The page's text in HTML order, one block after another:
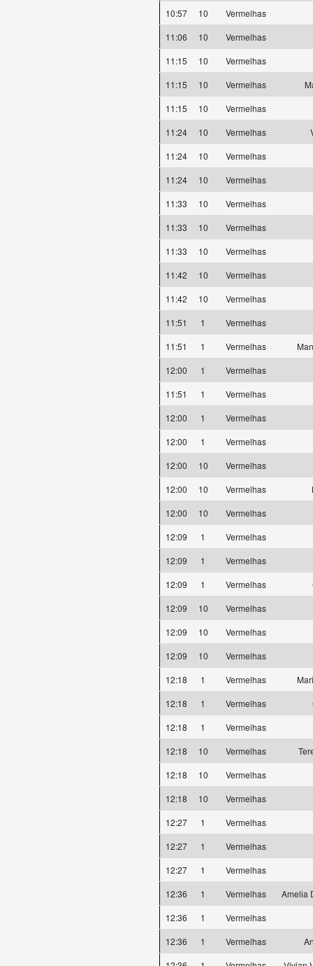
10:57
10
Vermelhas
11:06
10
Vermelhas
11:15
10
Vermelhas
11:15
10 Vermelhas
11:15
10
Vermelhas
11:24
10 Vermelhas
11:24
10
Vermelhas
11:24
10
Vermelhas
11:33
10
Vermelhas
11:33
10
Vermelhas
11:33
10
Vermelhas
11:42
10
Vermelhas
11:42
10
Vermelhas
11:51
1
Vermelhas
11:51
1 Vermelhas
12:00
1
Vermelhas
11:51
1
Vermelhas
12:00
1
Vermelhas
12:00
1
Vermelhas
12:00
10
Vermelhas
12:00
10 Vermelhas
12:00
10
Vermelhas
12:09
1
Vermelhas
12:09
1
Vermelhas
12:09
1 Vermelhas
12:09
10
Vermelhas
12:09
10
Vermelhas
12:09
10
Vermelhas
12:18
1 Vermelhas
12:18
1 Vermelhas
12:18
1
Vermelhas
12:18
10 Vermelhas
12:18
10
Vermelhas
12:18
10
Vermelhas
12:27
1
Vermelhas
12:27
1
Vermelhas
12:27
1
Vermelhas
12:36
1 Vermelhas
Amelia
12:36
1
Vermelhas
12:36
1 Vermelhas